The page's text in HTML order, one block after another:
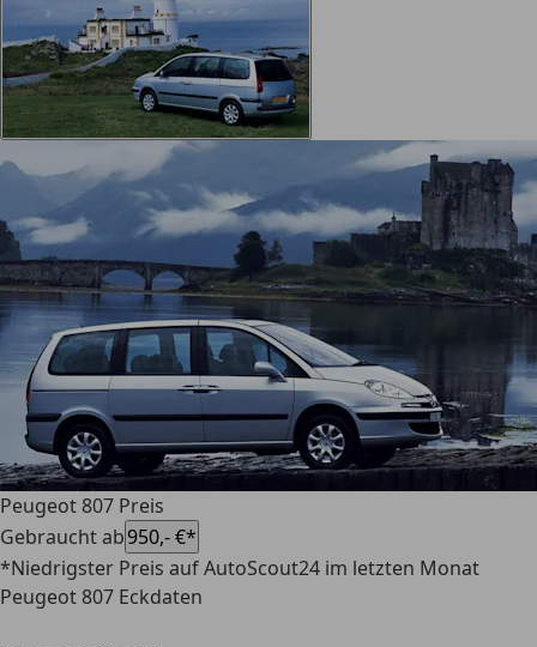
Peugeot 807 Preis
Gebraucht ab950,- €*
*Niedrigster Preis auf AutoScout24 im letzten Monat
Peugeot 807 Eckdaten